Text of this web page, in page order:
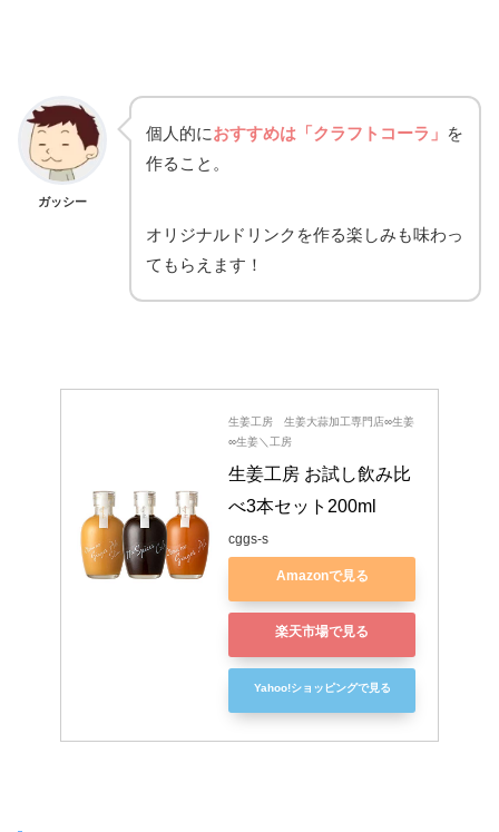
ガッシー
個人的におすすめは「クラフトコーラ」 を
作ること。
オリジナルドリンクを作る楽しみも味わっ
てもらえます！
生姜工房 生姜大蒜加工専門店∞生姜
∞生姜＼工房
生姜工房 お試し飲み比
べ3本セット200ml
cggs-s
Amazonで見る
楽天市場で見る
Yahoo!ショッピングで見る